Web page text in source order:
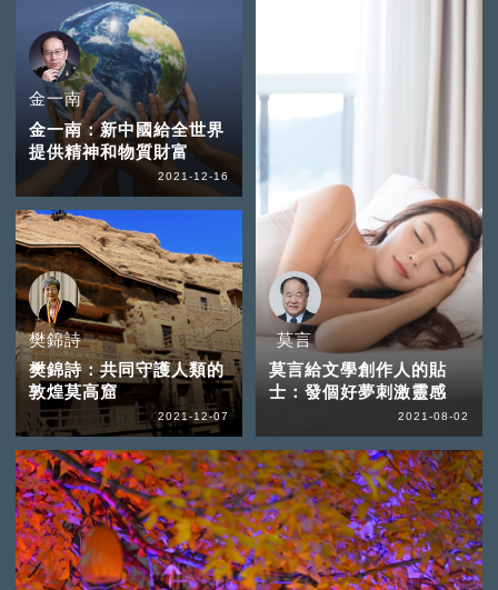
金一南
金一南：新中國給全世界
提供精神和物質財富
2021-12-16
樊錦詩
樊錦詩：共同守護人類的
敦煌莫高窟
2021-12-07
莫言
莫言給文學創作人的貼
士：發個好夢刺激靈感
2021-08-02